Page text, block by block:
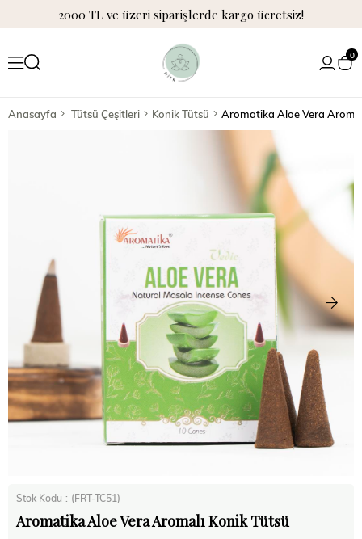
2000 TL ve üzeri siparişlerde kargo ücretsiz!
0
Anasayfa Tütsü Çeşitleri Konik Tütsü Aromatika Aloe Vera
Stok Kodu (FRT-TC51)
Aromatika Aloe Vera Aromalı Konik Tütsü